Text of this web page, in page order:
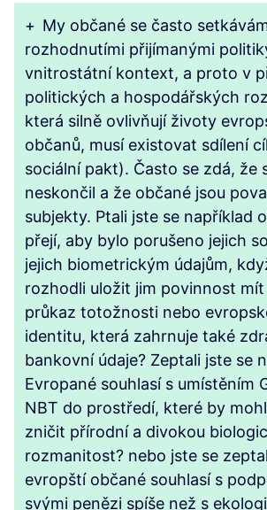
+ My občané se často
rozhodnutími přijímanými
vnitrostátní kontext, a proto v
politických a hospodářských
která silně ovlivňují životy
občanů, musí existovat sdílení
sociální pakt). Často se zdá, že
neskončil a že občané jsou
subjekty. Ptali jste se například
přejí, aby bylo porušeno jejich
jejich biometrickým údajům,
rozhodli uložit jim povinnost
průkaz totožnosti nebo
identitu, která zahrnuje také
bankovní údaje? Zeptali jste se
Evropané souhlasí s umístěním
NBT do prostředí, které by
zničit přírodní a divokou
rozmanitost? nebo jste se
evropští občané souhlasí s
svými penězi spíše než s